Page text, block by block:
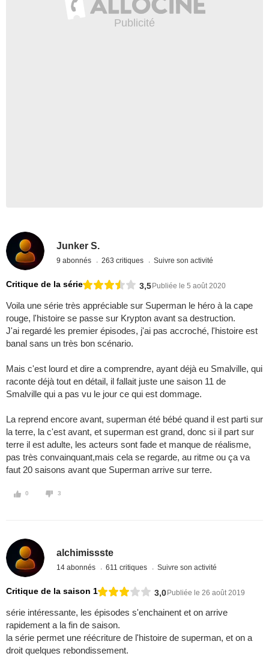
Junker S.
9 abonnés 263 critiques Suivre son activité
Critique de la série 3,5Publiée le 5 août 2020
Voila une série très appréciable sur Superman le héro à la cape
rouge, l'histoire se passe sur Krypton avant sa destruction.
J'ai regardé les premier épisodes, j'ai pas accroché, l'histoire est
banal sans un très bon scénario.
Mais c'est lourd et dire a comprendre, ayant déjà eu Smalville, qui
raconte déjà tout en détail, il fallait juste une saison 11 de
Smalville qui a pas vu le jour ce qui est dommage.
La reprend encore avant, superman été bébé quand il est parti sur
la terre, la c'est avant, et superman est grand, donc si il part sur
terre il est adulte, les acteurs sont fade et manque de réalisme,
pas très convainquant,mais cela se regarde, au ritme ou ça va
faut 20 saisons avant que Superman arrive sur terre.
0 3
alchimissste
14 abonnés 611 critiques Suivre son activité
Critique de la saison 1 3,0Publiée le 26 août 2019
série intéressante, les épisodes s'enchainent et on arrive
rapidement a la fin de saison.
la série permet une réécriture de l'histoire de superman, et on a
droit quelques rebondissement.